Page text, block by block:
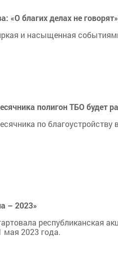
«О благих делах не говорят»
и насыщенная
полигон ТБО будет
по
– 2023»
республиканская
мая 2023 года.